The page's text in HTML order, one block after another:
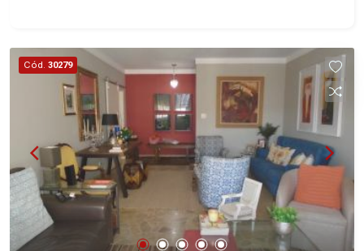
Boa Vista | Ribeirão Preto.
Cód. 30279